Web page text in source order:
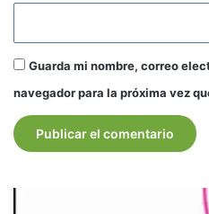
Guarda mi nombre, correo
navegador para la próxima vez